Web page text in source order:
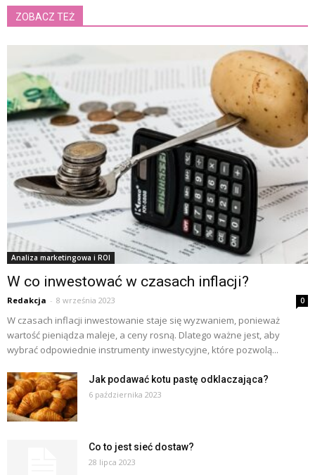
ZOBACZ TEŻ
Analiza marketingowa i ROI
W co inwestować w czasach inflacji?
Redakcja - 8 września 2023 0
W czasach inflacji inwestowanie staje się wyzwaniem, ponieważ
wartość pieniądza maleje, a ceny rosną. Dlatego ważne jest, aby
wybrać odpowiednie instrumenty inwestycyjne, które pozwolą...
Jak podawać kotu pastę odklaczająca?
6 października 2023
Co to jest sieć dostaw?
28 lipca 2023